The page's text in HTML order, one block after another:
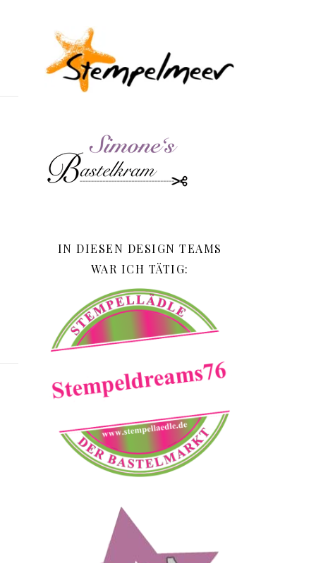
IN DIESEN DESIGN TEAMS
WAR ICH TÄTIG: